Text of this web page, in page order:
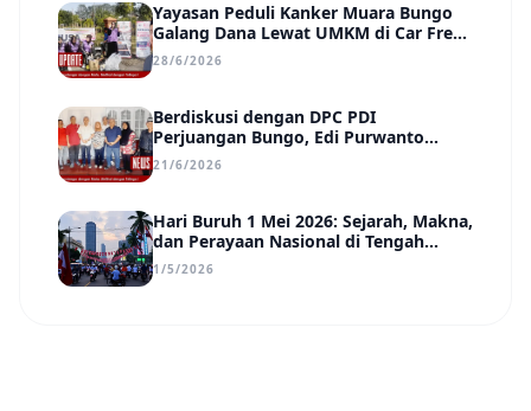
Yayasan Peduli Kanker Muara Bungo
Galang Dana Lewat UMKM di Car Free
Day, Ir. Rindang Siahaan Beri Apresiasi
28/6/2026
Berdiskusi dengan DPC PDI
Perjuangan Bungo, Edi Purwanto
Uraikan Poin-Poin Urgensi yang Perlu
Disadari Pemimpin Daerah
21/6/2026
Hari Buruh 1 Mei 2026: Sejarah, Makna,
dan Perayaan Nasional di Tengah
Tantangan Era Digital
1/5/2026